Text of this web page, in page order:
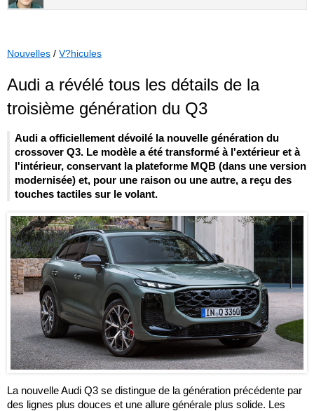
Nouvelles / V?hicules
Audi a révélé tous les détails de la
troisième génération du Q3
Audi a officiellement dévoilé la nouvelle génération du
crossover Q3. Le modèle a été transformé à l'extérieur et à
l'intérieur, conservant la plateforme MQB (dans une version
modernisée) et, pour une raison ou une autre, a reçu des
touches tactiles sur le volant.
La nouvelle Audi Q3 se distingue de la génération précédente par
des lignes plus douces et une allure générale plus solide. Les